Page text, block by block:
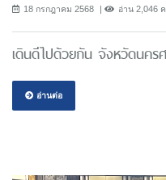
18 กรกฎาคม 2568 อ่าน 2,046
เดินดีไปด้วยกัน จังหวัดนค
อ่านต่อ